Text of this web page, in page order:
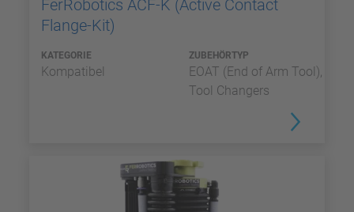
FerRobotics ACF-K (Active Contact
Flange-Kit)
KATEGORIE
Kompatibel
ZUBEHÖRTYP
EOAT (End of Arm Tool),
Tool Changers